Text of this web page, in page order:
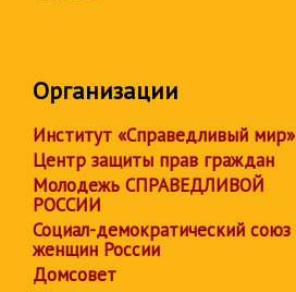
Организации
Институт «Справедливый мир»
Центр защиты прав граждан
Молодежь СПРАВЕДЛИВОЙ
РОССИИ
Социал-демократический союз
женщин России
Домсовет